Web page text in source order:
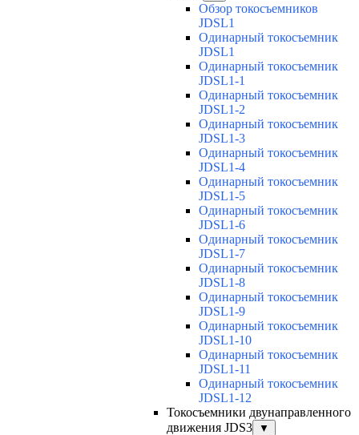
Обзор токосъемников
JDSL1
Одинарный токосъемник
JDSL1
Одинарный токосъемник
JDSL1-1
Одинарный токосъемник
JDSL1-2
Одинарный токосъемник
JDSL1-3
Одинарный токосъемник
JDSL1-4
Одинарный токосъемник
JDSL1-5
Одинарный токосъемник
JDSL1-6
Одинарный токосъемник
JDSL1-7
Одинарный токосъемник
JDSL1-8
Одинарный токосъемник
JDSL1-9
Одинарный токосъемник
JDSL1-10
Одинарный токосъемник
JDSL1-11
Одинарный токосъемник
JDSL1-12
Токосъемники двунаправленного
движения JDS3
▼